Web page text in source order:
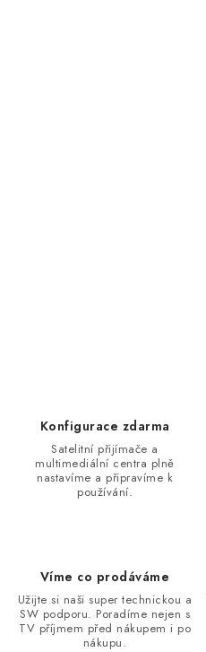
Konfigurace zdarma
Satelitní přijímače a
multimediální centra plně
nastavíme a připravíme k
používání.
Víme co prodáváme
Užijte si naši super technickou a
SW podporu. Poradíme nejen s
TV příjmem před nákupem i po
nákupu.